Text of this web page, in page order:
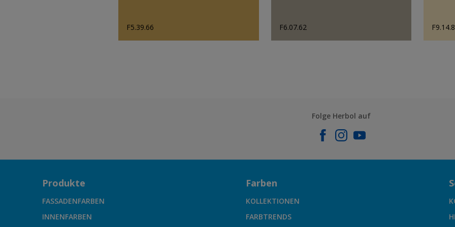
F5.39.66 F6.07.62
Folge Herbol auf
Produkte
FASSADENFARBEN
INNENFARBEN
Farben
KOLLEKTIONEN
FARBTRENDS